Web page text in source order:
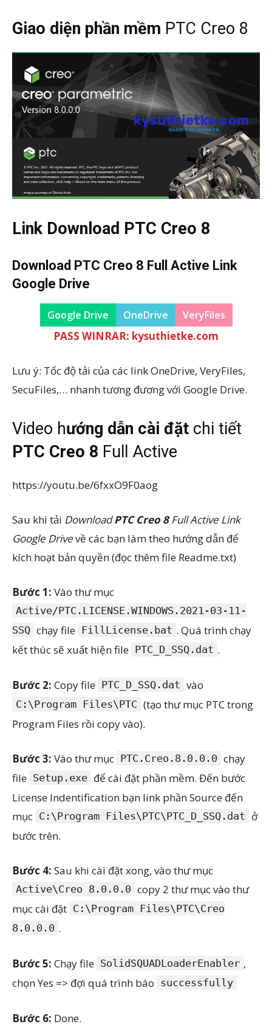
Giao diện phần mềm PTC Creo 8
Link Download PTC Creo 8
Download PTC Creo 8 Full Active Link
Google Drive
Google Drive OneDrive VeryFiles
PASS WINRAR: kysuthietke.com
Lưu ý: Tốc độ tải của các link OneDrive, VeryFiles,
SecuFiles,… nhanh tương đương với Google Drive.
Video hướng dẫn cài đặt chi tiết
PTC Creo 8 Full Active
https://youtu.be/6fxxO9F0aog
Sau khi tải DownloadPTC Creo 8Full Active Link
Google Drivevề các bạn làm theo hướng dẫn để
kích hoạt bản quyền (đọc thêm file Readme.txt)
Bước 1: Vào thư mục
Active/PTC.LICENSE.WINDOWS.2021-03-11-
SSQ chạy file FillLicense.bat . Quá trình chạy
kết thúc sẽ xuất hiện file PTC_D_SSQ.dat .
Bước 2: Copy file PTC_D_SSQ.dat vào
C:\Program Files\PTC (tạo thư mục PTC trong
Program Files rồi copy vào).
Bước 3: Vào thư mục PTC.Creo.8.0.0.0 chạy
file Setup.exe để cài đặt phần mềm. Đến bước
License Indentification bạn link phần Source đến
mục C:\Program Files\PTC\PTC_D_SSQ.dat ở
bước trên.
Bước 4: Sau khi cài đặt xong, vào thư mục
Active\Creo 8.0.0.0 copy 2 thư mục vào thư
mục cài đặt C:\Program Files\PTC\Creo
8.0.0.0 .
Bước 5: Chạy file SolidSQUADLoaderEnabler ,
chọn Yes => đợi quá trình báo successfully
Bước 6: Done.